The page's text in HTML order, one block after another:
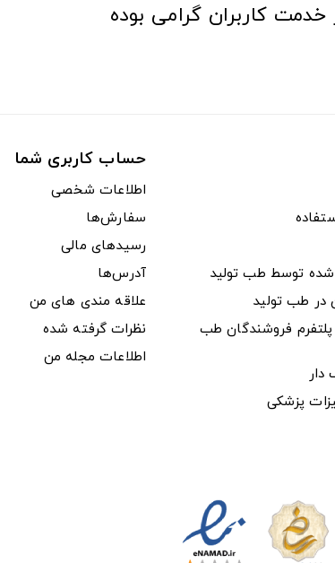
کاربران گرامی بوده
توسط طب تولید
طب تولید
پلتفرم فروشندگان طب
پزشکی
حساب کاربری شما
اطلاعات شخصی
سفارش‌ها
رسیدهای مالی
آدرس‌ها
علاقه مندی های من
نظرات گرفته شده
اطلاعات مجله من